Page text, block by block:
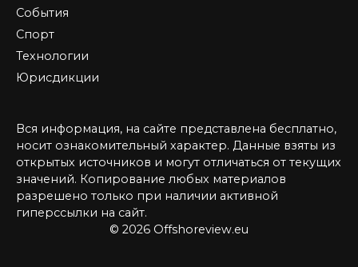
События
Спорт
Технологии
Юрисдикции
Вся информация, на сайте представлена бесплатно,
носит ознакомительный характер. Данные взяты из
открытых источников и могут отличаться от текущих
значений. Копирование любых материалов
разрешено только при наличии активной
гиперссылки на сайт.
© 2026 Offshoreview.eu